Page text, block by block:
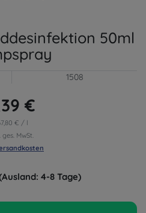
50ml
1508
€
€ / l
ges. MwSt.
4-8 Tage)